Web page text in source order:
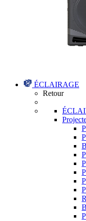
ÉCLAIRAGE
Retour